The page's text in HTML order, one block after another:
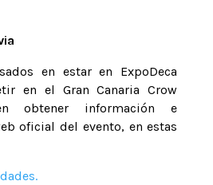
en estar en ExpoDeca
en el Gran Canaria Crow
obtener información e
oficial del evento, en estas